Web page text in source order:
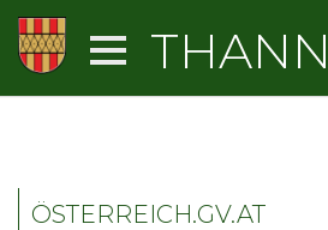
ÖSTERREICH.GV.AT